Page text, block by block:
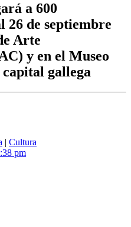
a 600
26 de septiembre
Arte
y en el Museo
capital gallega
| Cultura
pm